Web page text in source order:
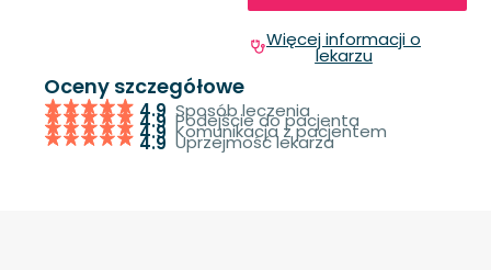
Więcej informacji o
lekarzu
Oceny szczegółowe
4.9 Sposób leczenia
4.9 Podejście do pacjenta
4.9 Komunikacja z pacjentem
4.9 Uprzejmość lekarza